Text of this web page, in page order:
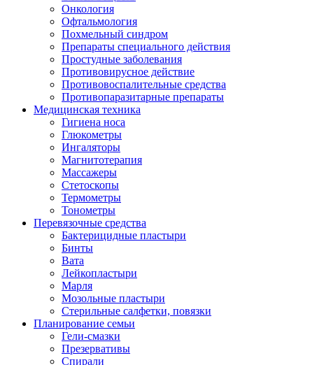
Онкология
Офтальмология
Похмельный синдром
Препараты специального действия
Простудные заболевания
Противовирусное действие
Противовоспалительные средства
Противопаразитарные препараты
Медицинская техника
Гигиена носа
Глюкометры
Ингаляторы
Магнитотерапия
Массажеры
Стетоскопы
Термометры
Тонометры
Перевязочные средства
Бактерицидные пластыри
Бинты
Вата
Лейкопластыри
Марля
Мозольные пластыри
Стерильные салфетки, повязки
Планирование семьи
Гели-смазки
Презервативы
Спирали